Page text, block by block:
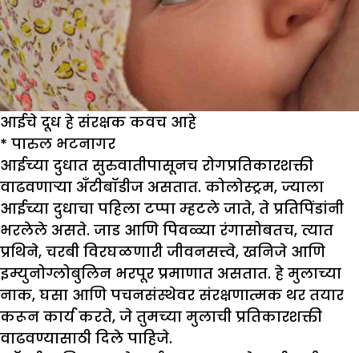
आईचे दूध हे संरक्षक कवच आहे
* पारुल भटनागर
आईच्या दुधात सुरुवातीपासूनच रोगप्रतिकारशक्ती
वाढवणाऱ्या अँटीबॉडीज असतात. कोलोस्ट्रम, ज्याला
आईच्या दुधाचा पहिला टप्पा म्हटले जाते, ते प्रतिपिंडांनी
भरलेले असते. जाड आणि पिवळ्या रंगासोबतच, त्यात
प्रथिने, चरबी विरघळणारी जीवनसत्त्वे, खनिजे आणि
इम्युनोग्लोबुलिन भरपूर प्रमाणात असतात. हे मुलाच्या
नाक, घसा आणि पचनसंस्थेवर संरक्षणात्मक थर तयार
करून कार्य करते, जे तुमच्या मुलाची प्रतिकारशक्ती
वाढवण्यासाठी दिले पाहिजे.